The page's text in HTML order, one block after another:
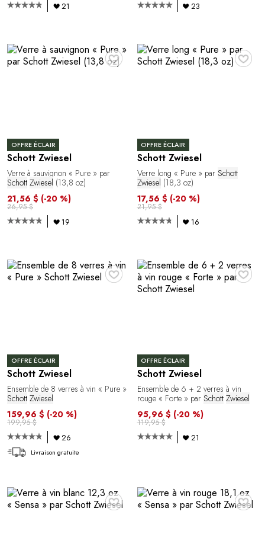
21 23
♥
OFFRE ÉCLAIR
Schott Zwiesel
Verre à sauvignon « Pure » par
Schott Zwiesel (13,8 oz)
21,56 $ (-20 %)
26,95 $
19
♥
OFFRE ÉCLAIR
Schott Zwiesel
Verre long « Pure » par Schott
Zwiesel (18,3 oz)
17,56 $ (-20 %)
21,95 $
16
♥
OFFRE ÉCLAIR
Schott Zwiesel
Ensemble de 8 verres à vin « Pure »
Schott Zwiesel
159,96 $ (-20 %)
199,95 $
26
Livraison gratuite
♥
OFFRE ÉCLAIR
Schott Zwiesel
Ensemble de 6 + 2 verres à vin
rouge « Forte » par Schott Zwiesel
95,96 $ (-20 %)
119,95 $
21
♥ ♥